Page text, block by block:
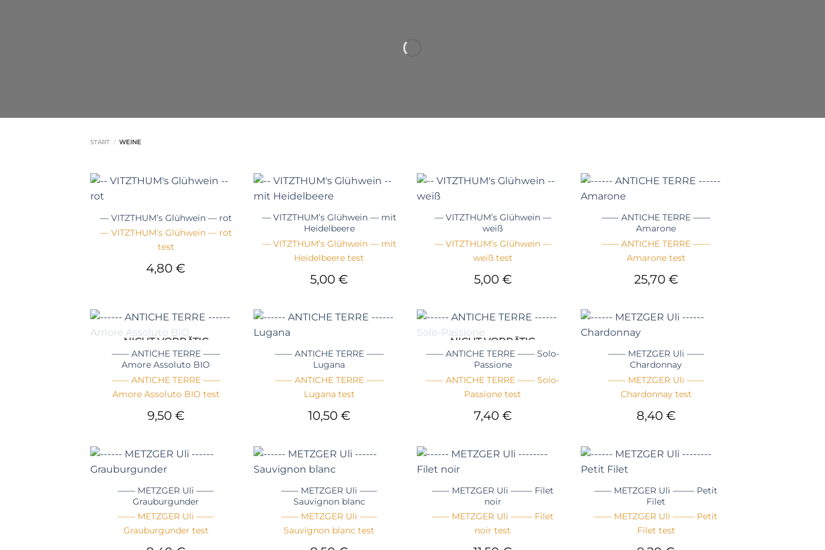
da sie doch so angenehm im Wein untergebracht ist.
START / WEINE
— VITZTHUM’s Glühwein — rot
— VITZTHUM’s Glühwein — rot
test
4,80€
— VITZTHUM’s Glühwein — mit
Heidelbeere
— VITZTHUM’s Glühwein — mit
Heidelbeere test
5,00€
+
— VITZTHUM’s Glühwein —
weiß
— VITZTHUM’s Glühwein —
weiß test
5,00 €
—— ANTICHE TERRE ——
Amarone
—— ANTICHE TERRE ——
Amarone test
25,70 €
NICHT VORRÄTIG
—— ANTICHE TERRE ——
Amore Assoluto BIO
—— ANTICHE TERRE ——
Amore Assoluto BIO test
9,50 €
—— ANTICHE TERRE ——
Lugana
—— ANTICHE TERRE ——
Lugana test
10,50 €
NICHT VORRÄTIG
—— ANTICHE TERRE —— Solo-
Passione
—— ANTICHE TERRE —— Solo-
Passione test
7,40 €
—— METZGER Uli ——
Chardonnay
—— METZGER Uli ——
Chardonnay test
8,40 €
—— METZGER Uli ——
Grauburgunder
—— METZGER Uli ——
Grauburgunder test
—— METZGER Uli ——
Sauvignon blanc
—— METZGER Uli ——
Sauvignon blanc test
+
—— METZGER Uli ——– Filet
noir
—— METZGER Uli ——– Filet
noir test
+
—— METZGER Uli ——– Petit
Filet
—— METZGER Uli ——– Petit
Filet test